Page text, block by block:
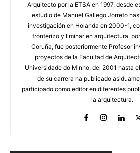
Arquitecto por la ETSA en 1997, desde
estudio de Manuel Gallego Jorreto
investigación en Holanda en 2000-1,
fronterizo y liminar en arquitectura,
Coruña, fue posteriormente Profesor
proyectos de la Facultad de
Universidade do Minho, del 2001 hasta
de su carrera ha publicado
participado como editor en diferentes
la arquitectura.